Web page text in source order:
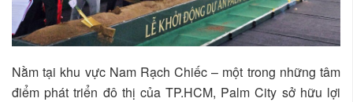
Nằm tại khu vực Nam Rạch Chiếc – một trong những tâm
điểm phát triển đô thị của TP.HCM, Palm City sở hữu lợi